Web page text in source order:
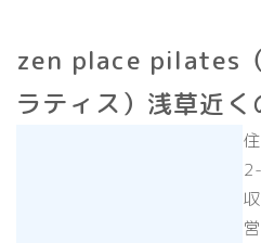
zen place pilates
ラティス）浅草近